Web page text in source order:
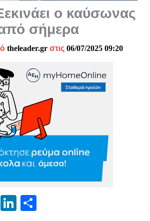
ο καύσωνας
σήμερα
theleader.gr στις 06/07/2025 09:20
E
Li